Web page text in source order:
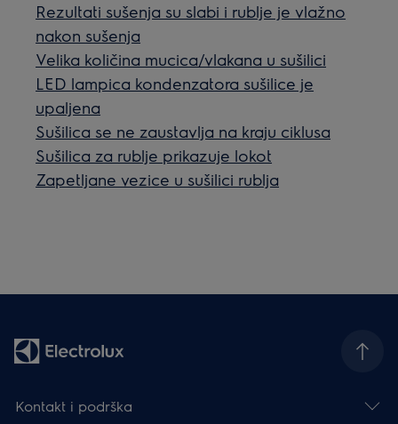
Rezultati sušenja su slabi i rublje je vlažno
nakon sušenja
Velika količina mucica/vlakana u sušilici
LED lampica kondenzatora sušilice je
upaljena
Sušilica se ne zaustavlja na kraju ciklusa
Sušilica za rublje prikazuje lokot
Zapetljane vezice u sušilici rublja
Kontakt i podrška